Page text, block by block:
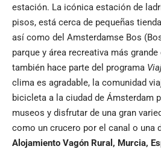
estación. La icónica estación de
pisos, está cerca de pequeñas
así como del Amsterdamse Bos
parque y área recreativa más
también hace parte del programa
clima es agradable, la comunidad
bicicleta a la ciudad de Ámsterdam
museos y disfrutar de una gran
como un crucero por el canal o una
Alojamiento Vagón Rural , Murcia,